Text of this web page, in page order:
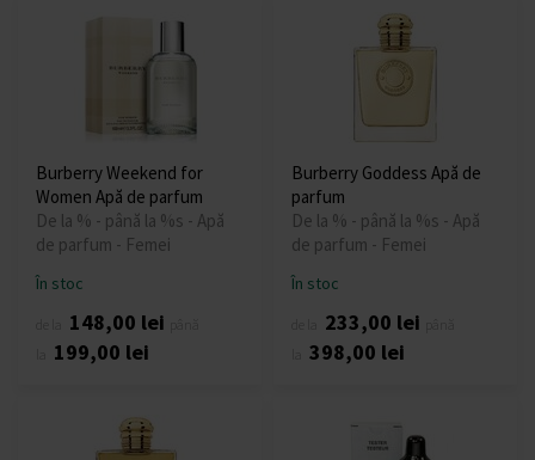
Burberry Weekend for
Women Apă de parfum
De la % - până la %s - Apă
de parfum - Femei
În stoc
148,00 lei
199,00 lei
Burberry Goddess Apă de
parfum
De la % - până la %s - Apă
de parfum - Femei
În stoc
233,00 lei
398,00 lei